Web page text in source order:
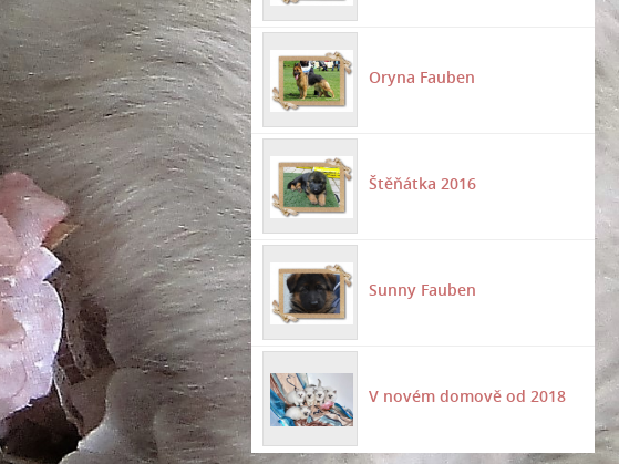
Oryna Fauben
Štěňátka 2016
Sunny Fauben
V novém domově od 2018